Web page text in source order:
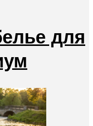
для